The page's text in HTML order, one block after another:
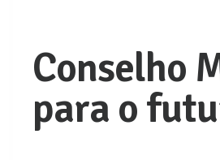
Conselho
para o